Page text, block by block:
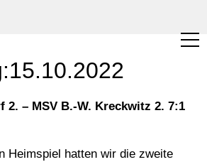
2. – MSV B.-W. Kreckwitz 2. 7:1
Heimspiel hatten wir die zweite